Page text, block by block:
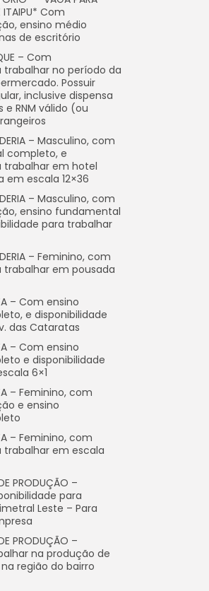
ITAIPU* Com
ensino médio
de escritório
– Com
trabalhar no período da
Possuir
inclusive dispensa
RNM válido (ou
– Masculino, com
completo, e
trabalhar em hotel
em escala 12×36
– Masculino, com
ensino fundamental
para trabalhar
– Feminino, com
trabalhar em pousada
– Com ensino
e disponibilidade
das Cataratas
– Com ensino
e disponibilidade
6×1
– Feminino, com
e ensino
– Feminino, com
trabalhar em escala
PRODUÇÃO –
para
Leste – Para
PRODUÇÃO –
na produção de
região do bairro